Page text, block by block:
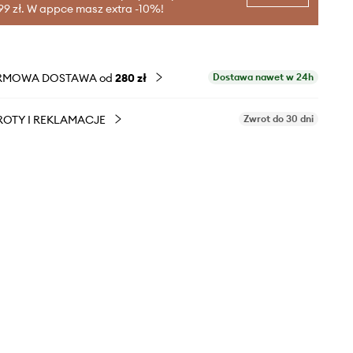
zł. W appce masz extra -10%!
DOSTAWA od 280 zł Dostawa nawet w 24h
I REKLAMACJE Zwrot do 30 dni